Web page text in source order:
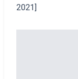
2021]